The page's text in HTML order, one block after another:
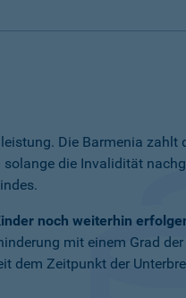
Die Barmenia zahlt
die Invalidität
noch weiterhin
mit einem Grad der
dem Zeitpunkt der